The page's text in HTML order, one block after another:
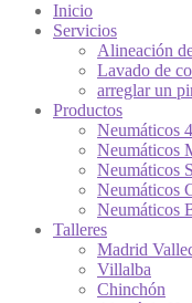
Inicio
Servicios
Alineación
Lavado de
arreglar un
Productos
Neumáticos
Neumáticos
Neumáticos
Neumáticos
Neumáticos
Talleres
Madrid
Villalba
Chinchón